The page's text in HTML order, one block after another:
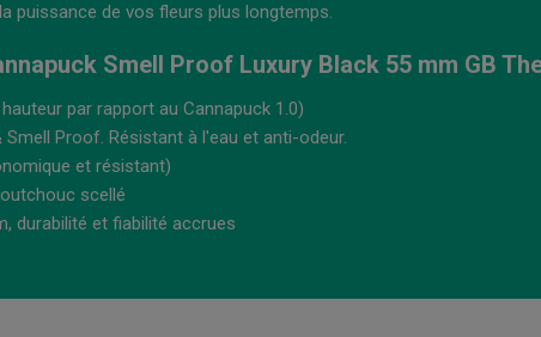
puissance de vos fleurs plus longtemps.
Smell Proof Luxury Black 55 mm GB
par rapport au Cannapuck 1.0)
Proof. Résistant à l'eau et anti-odeur.
et résistant)
scellé
durabilité et fiabilité accrues